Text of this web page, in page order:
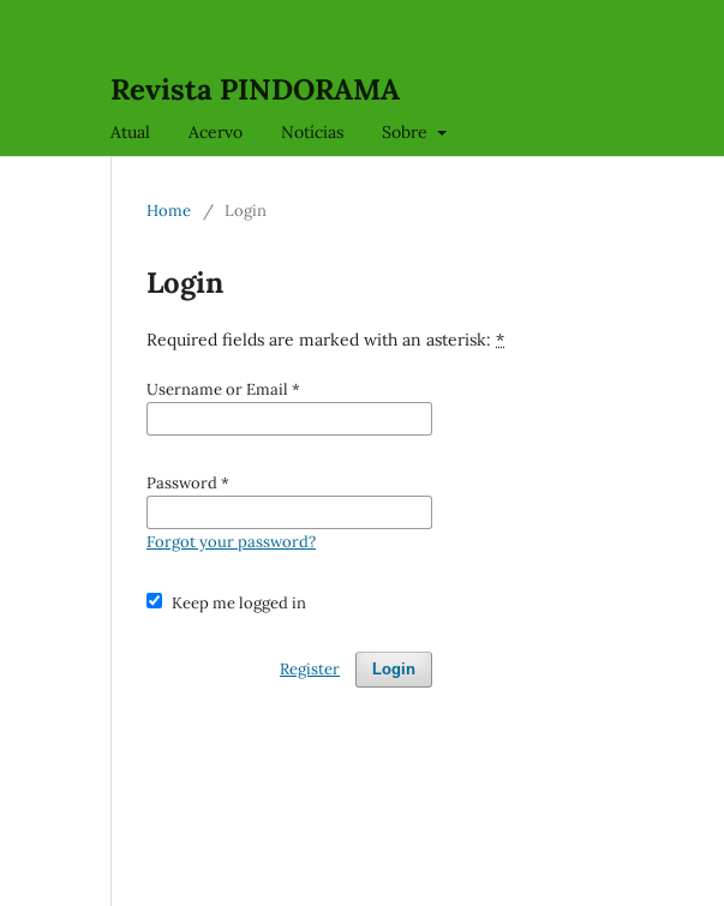
Revista PINDORAMA
Atual Acervo Notícias Sobre
Home / Login
Login
Required fields are marked with an asterisk: *
Username or Email *
Password*
Forgot your password?
Keep me logged in
Login
Register